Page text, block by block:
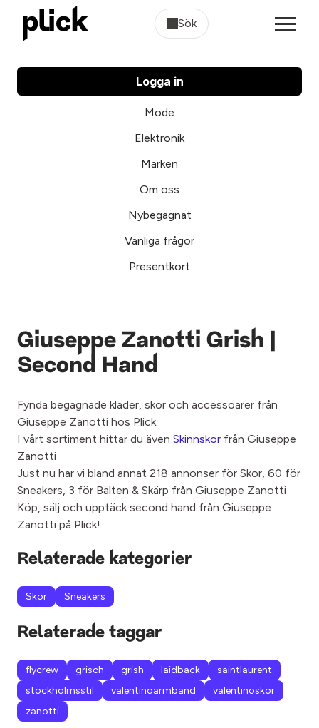
Sök
Logga in
Mode
Elektronik
Märken
Om oss
Nybegagnat
Vanliga frågor
Presentkort
Giuseppe Zanotti Grish |
Second Hand
Fynda begagnade kläder, skor och accessoarer från
Giuseppe Zanotti hos Plick.
I vårt sortiment hittar du även Skinnskor från Giuseppe
Zanotti
Just nu har vi bland annat 218 annonser för Skor, 60 för
Sneakers, 3 för Bälten & Skärp från Giuseppe Zanotti
Köp, sälj och upptäck second hand från Giuseppe
Zanotti på Plick!
Relaterade kategorier
Skor Sneakers
Relaterade taggar
flycrew grisch grish laidback
saintlaurent
stockholmsstil
valentinoarmband
valentinoskor
zanotti